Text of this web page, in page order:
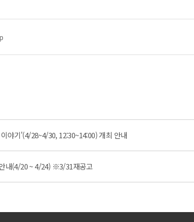
야기'(4/28~4/30, 12:30~14:00) 개최 안내
내(4/20 ~ 4/24) ※3/31재공고